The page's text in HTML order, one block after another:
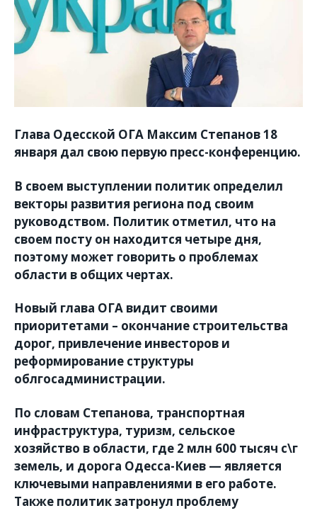
Глава Одесской ОГА Максим Степанов 18
января дал свою первую пресс-конференцию.
В своем выступлении политик определил
векторы развития региона под своим
руководством. Политик отметил, что на
своем посту он находится четыре дня,
поэтому может говорить о проблемах
области в общих чертах.
Новый глава ОГА видит своими
приоритетами – окончание строительства
дорог, привлечение инвесторов и
реформирование структуры
облгосадминистрации.
По словам Степанова, транспортная
инфраструктура, туризм, сельское
хозяйство в области, где 2 млн 600 тысяч с\г
земель, и дорога Одесса-Киев — является
ключевыми направлениями в его работе.
Также политик затронул проблему